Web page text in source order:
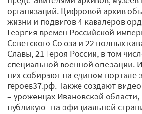
организаций. Цифровой архив
жизни и подвигов 4 кавалеров
Георгия времен Российской
Советского Союза и 22 полных
Славы, 21 Героя России, в том
специальной военной операции.
них собирают на едином портале
героев37.рф. Также создают
– уроженцах Ивановской
публикуют на официальной